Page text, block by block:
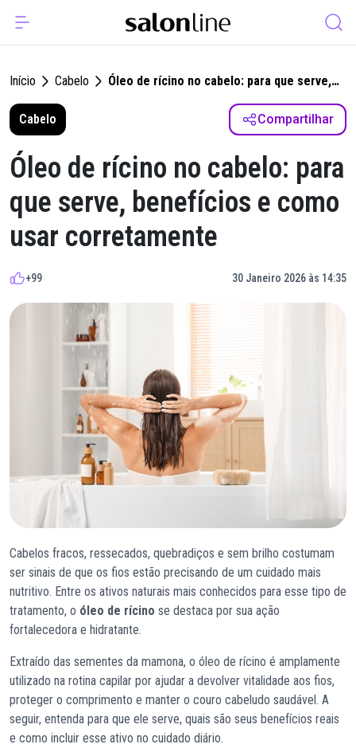
Início Cabelo
Óleo de rícino no cabelo: para que serve,
benefícios e como usar corretamente
Cabelo
Compartilhar
Óleo de rícino no cabelo: para
que serve, benefícios e como
usar corretamente
+99 30 Janeiro 2026 às 14:35
Cabelos fracos, ressecados, quebradiços e sem brilho costumam
ser sinais de que os fios estão precisando de um cuidado mais
nutritivo. Entre os ativos naturais mais conhecidos para esse tipo de
tratamento, o óleo de rícino se destaca por sua ação
fortalecedora e hidratante.
Extraído das sementes da mamona, o óleo de rícino é amplamente
utilizado na rotina capilar por ajudar a devolver vitalidade aos fios,
proteger o comprimento e manter o couro cabeludo saudável. A
seguir, entenda para que ele serve, quais são seus benefícios reais
e como incluir esse ativo no cuidado diário.